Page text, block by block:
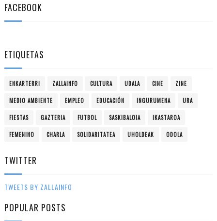
FACEBOOK
ETIQUETAS
ENKARTERRI ZALLAINFO CULTURA UDALA CINE ZINE
MEDIO AMBIENTE EMPLEO EDUCACIÓN INGURUMENA URA
FIESTAS GAZTERIA FUTBOL SASKIBALOIA IKASTAROA
FEMENINO CHARLA SOLIDARITATEA UHOLDEAK ODOLA
TWITTER
TWEETS BY ZALLAINFO
POPULAR POSTS